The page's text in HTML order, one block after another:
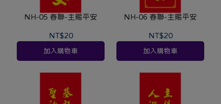
NH-05 春聯-主賜平安
NT$20
加入購物車
NH-06 春聯-主賜平安
NT$20
加入購物車